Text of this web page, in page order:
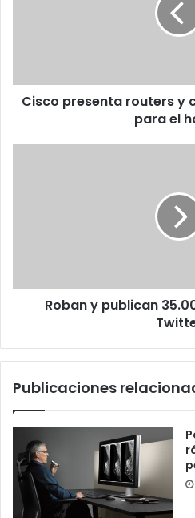
hogar
Cisco presenta routers y
para el
Roban y publican
Publicaciones